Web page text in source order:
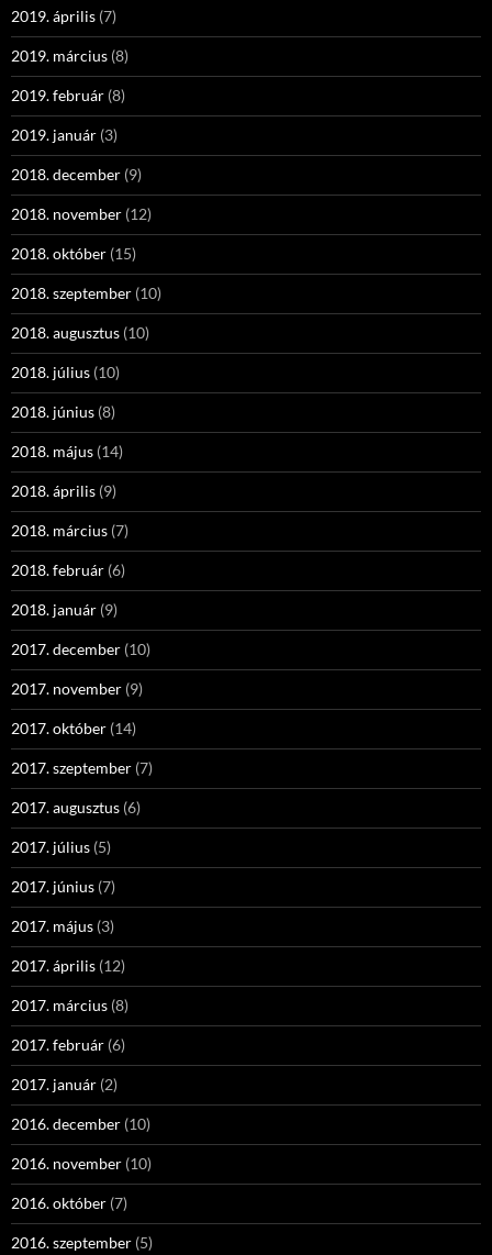
2019. április (7)
2019. március (8)
2019. február (8)
2019. január (3)
2018. december (9)
2018. november (12)
2018. október (15)
2018. szeptember (10)
2018. augusztus (10)
2018. július (10)
2018. június (8)
2018. május (14)
2018. április (9)
2018. március (7)
2018. február (6)
2018. január (9)
2017. december (10)
2017. november (9)
2017. október (14)
2017. szeptember (7)
2017. augusztus (6)
2017. július (5)
2017. június (7)
2017. május (3)
2017. április (12)
2017. március (8)
2017. február (6)
2017. január (2)
2016. december (10)
2016. november (10)
2016. október (7)
2016. szeptember (5)